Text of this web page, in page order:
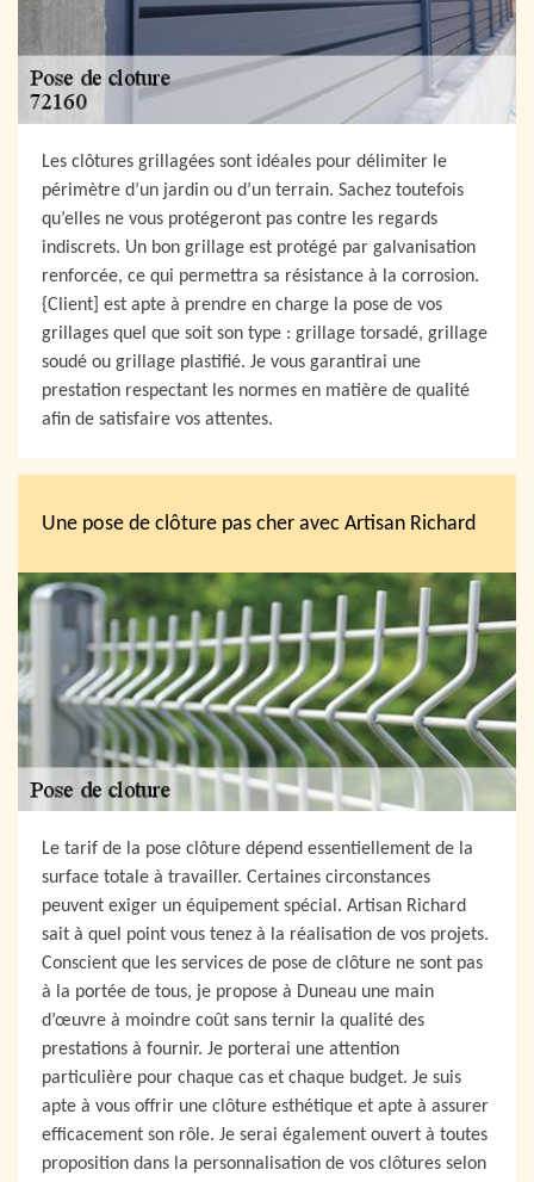
Les clôtures grillagées sont idéales pour délimiter le
périmètre d’un jardin ou d’un terrain. Sachez toutefois
qu’elles ne vous protégeront pas contre les regards
indiscrets. Un bon grillage est protégé par galvanisation
renforcée, ce qui permettra sa résistance à la corrosion.
{Client] est apte à prendre en charge la pose de vos
grillages quel que soit son type : grillage torsadé, grillage
soudé ou grillage plastifié. Je vous garantirai une
prestation respectant les normes en matière de qualité
afin de satisfaire vos attentes.
Une pose de clôture pas cher avec Artisan Richard
Le tarif de la pose clôture dépend essentiellement de la
surface totale à travailler. Certaines circonstances
peuvent exiger un équipement spécial. Artisan Richard
sait à quel point vous tenez à la réalisation de vos projets.
Conscient que les services de pose de clôture ne sont pas
à la portée de tous, je propose à Duneau une main
d’œuvre à moindre coût sans ternir la qualité des
prestations à fournir. Je porterai une attention
particulière pour chaque cas et chaque budget. Je suis
apte à vous offrir une clôture esthétique et apte à assurer
efficacement son rôle. Je serai également ouvert à toutes
proposition dans la personnalisation de vos clôtures selon